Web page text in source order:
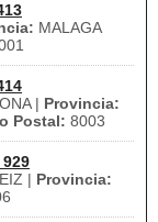
MALAGA
| Provincia:
Postal: 8003
| Provincia: